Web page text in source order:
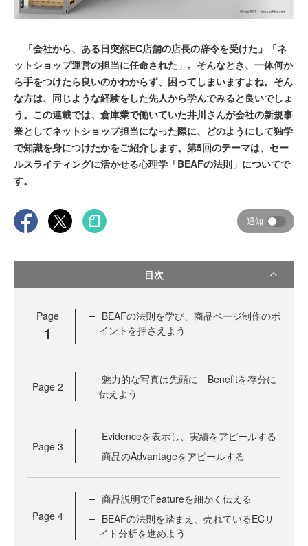
「会社から、ある日突然EC店舗の店長の辞令を受けた」「ネ
ットショップ運営の担当に任命された」。そんなとき、一体何か
ら手をつけたら良いのかわからず、困ってしまいますよね。そん
な方は、同じような経験をした先人から学んでみると良いでしょ
う。この連載では、倉庫業で働いていた井川さんが会社の新規事
業としてネットショップ担当になった際に、どのようにして独学
で知識を身につけたかをご紹介します。第5回のテーマは、セー
ルスライティングに活かせる心理学「BEAFの法則」についてで
す。
通知
目次
Page
1
BEAFの法則を学び、商品ページ制作のポ
イントを押さえよう
Page 2
魅力的な写真は先頭に Benefitを存分に
伝えよう
Page 3
Evidenceを表示し、実績をアピールする
商品のAdvantageをアピールする
Page 4
商品説明でFeatureを細かく伝える
BEAFの法則を踏まえ、売れているECサ
イト分析を進めよう